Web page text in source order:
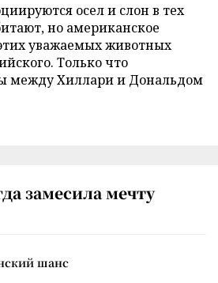
осел и слон в тех
но американское
уважаемых животных
Только что
между Хиллари и Дональдом
замесила мечту
шанс